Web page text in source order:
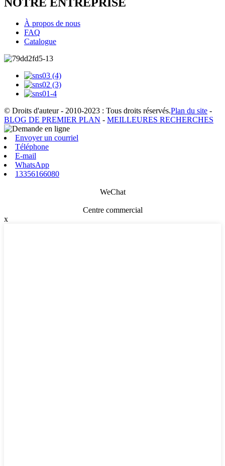
À propos de nous
FAQ
Catalogue
© Droits d'auteur - 2010-2023 : Tous droits réservés.Plan du site -
BLOG DE PREMIER PLAN - MEILLEURES RECHERCHES
Envoyer un courriel
Téléphone
E-mail
WhatsApp
13356166080
WeChat
Centre commercial
x